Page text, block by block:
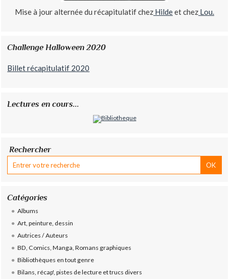
Mise à jour alternée du récapitulatif chez Hildeet chez Lou.
Challenge Halloween 2020
Billet récapitulatif 2020
Lectures en cours...
Rechercher
Catégories
Albums
Art, peinture, dessin
Autrices / Auteurs
BD, Comics, Manga, Romans graphiques
Bibliothèques en tout genre
Bilans, récap', pistes de lecture et trucs divers